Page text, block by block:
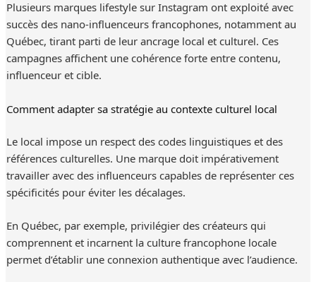
Plusieurs marques lifestyle sur Instagram ont exploité avec
succès des nano-influenceurs francophones, notamment au
Québec, tirant parti de leur ancrage local et culturel. Ces
campagnes affichent une cohérence forte entre contenu,
influenceur et cible.
Comment adapter sa stratégie au contexte culturel local
Le local impose un respect des codes linguistiques et des
références culturelles. Une marque doit impérativement
travailler avec des influenceurs capables de représenter ces
spécificités pour éviter les décalages.
En Québec, par exemple, privilégier des créateurs qui
comprennent et incarnent la culture francophone locale
permet d’établir une connexion authentique avec l’audience.